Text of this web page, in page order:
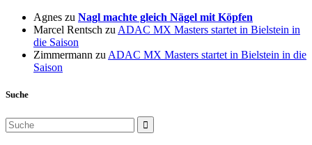
Agnes zu Nagl machte gleich Nägel mit Köpfen
Marcel Rentsch zu ADAC MX Masters startet in Bielstein in
die Saison
Zimmermann zu ADAC MX Masters startet in Bielstein in die
Saison
Suche